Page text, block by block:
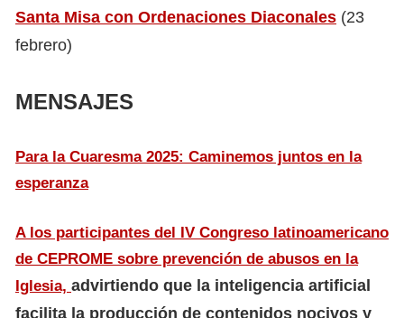
Santa Misa con Ordenaciones Diaconales (23
febrero)
MENSAJES
Para la Cuaresma 2025: Caminemos juntos en la
esperanza
A los participantes del IV Congreso latinoamericano
de CEPROME sobre prevención de abusos en la
Iglesia, advirtiendo que la inteligencia artificial
facilita la producción de contenidos nocivos y